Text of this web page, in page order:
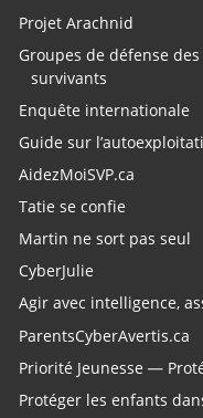
Projet Arachnid
Groupes de défense
survivants
Enquête internationale
Guide sur
AidezMoiSVP.ca
Tatie se confie
Martin ne sort pas seul
CyberJulie
Agir avec intelligence,
ParentsCyberAvertis.ca
Priorité Jeunesse —
Protéger les enfants